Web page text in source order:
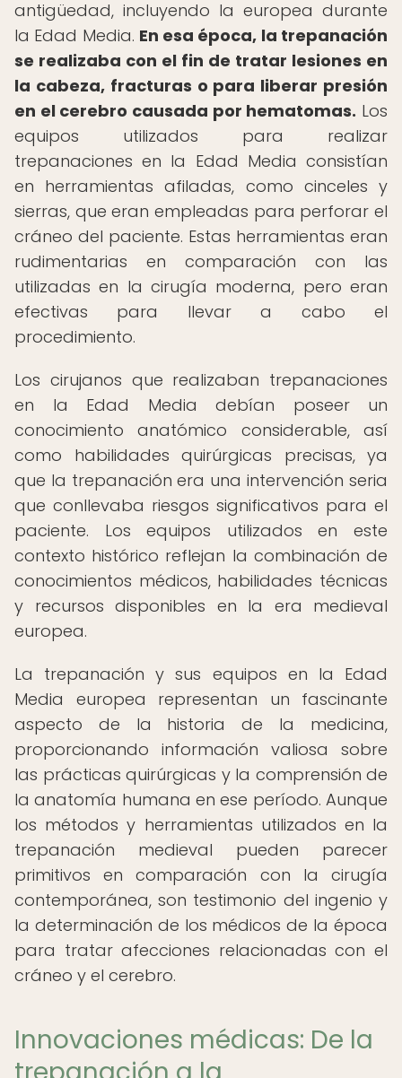
antigüedad, incluyendo la europea durante
la Edad Media. En esa época, la trepanación
se realizaba con el fin de tratar lesiones en
la cabeza, fracturas o para liberar presión
en el cerebro causada por hematomas. Los
equipos utilizados para realizar
trepanaciones en la Edad Media consistían
en herramientas afiladas, como cinceles y
sierras, que eran empleadas para perforar el
cráneo del paciente. Estas herramientas eran
rudimentarias en comparación con las
utilizadas en la cirugía moderna, pero eran
efectivas para llevar a cabo el
procedimiento.
Los cirujanos que realizaban trepanaciones
en la Edad Media debían poseer un
conocimiento anatómico considerable, así
como habilidades quirúrgicas precisas, ya
que la trepanación era una intervención seria
que conllevaba riesgos significativos para el
paciente. Los equipos utilizados en este
contexto histórico reflejan la combinación de
conocimientos médicos, habilidades técnicas
y recursos disponibles en la era medieval
europea.
La trepanación y sus equipos en la Edad
Media europea representan un fascinante
aspecto de la historia de la medicina,
proporcionando información valiosa sobre
las prácticas quirúrgicas y la comprensión de
la anatomía humana en ese período. Aunque
los métodos y herramientas utilizados en la
trepanación medieval pueden parecer
primitivos en comparación con la cirugía
contemporánea, son testimonio del ingenio y
la determinación de los médicos de la época
para tratar afecciones relacionadas con el
cráneo y el cerebro.
Innovaciones médicas: De la